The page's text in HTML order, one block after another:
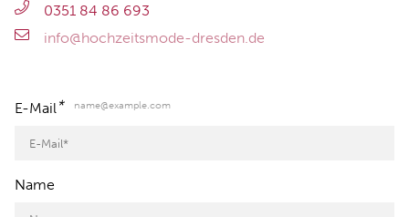
0351 84 86 693
info@hochzeitsmode-dresden.de
E-Mail* name@example.com
Name